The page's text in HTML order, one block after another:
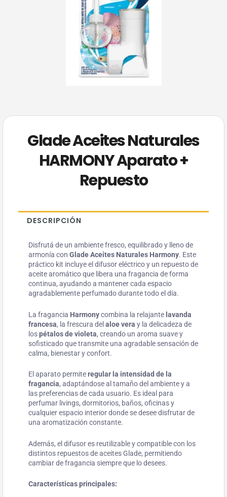
Glade Aceites Naturales
HARMONY Aparato +
Repuesto
DESCRIPCIÓN
Disfrutá de un ambiente fresco, equilibrado y lleno de
armonía con Glade Aceites Naturales Harmony. Este
práctico kit incluye el difusor eléctrico y un repuesto de
aceite aromático que libera una fragancia de forma
continua, ayudando a mantener cada espacio
agradablemente perfumado durante todo el día.
La fragancia Harmonycombina la relajante lavanda
francesa, la frescura del aloe vera y la delicadeza de
lospétalos de violeta, creando un aroma suave y
sofisticado que transmite una agradable sensación de
calma, bienestar y confort.
El aparato permiteregular la intensidad de la
fragancia, adaptándose al tamaño del ambiente y a
las preferencias de cada usuario. Es ideal para
perfumar livings, dormitorios, baños, oficinas y
cualquier espacio interior donde se desee disfrutar de
una aromatización constante.
Además, el difusor es reutilizable y compatible con los
distintos repuestos de aceites Glade, permitiendo
cambiar de fragancia siempre que lo desees.
Características principales: